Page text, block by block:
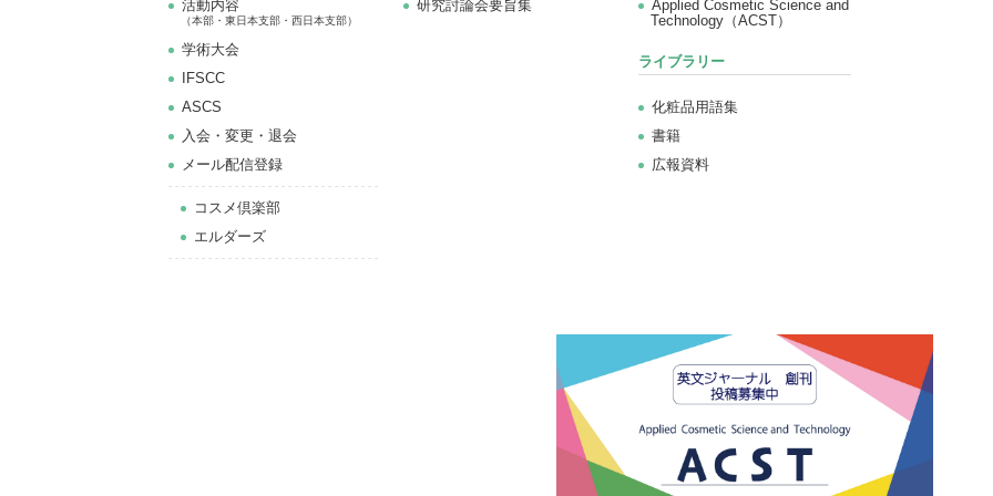
活動内容
（本部・東日本支部・西日本支部）
学術大会
IFSCC
ASCS
⼊会・変更・退会
メール配信登録
コスメ倶楽部
エルダーズ
研究討論会要旨集
Applied Cosmetic Science and
Technology（ACST）
ライブラリー
化粧品用語集
書籍
広報資料